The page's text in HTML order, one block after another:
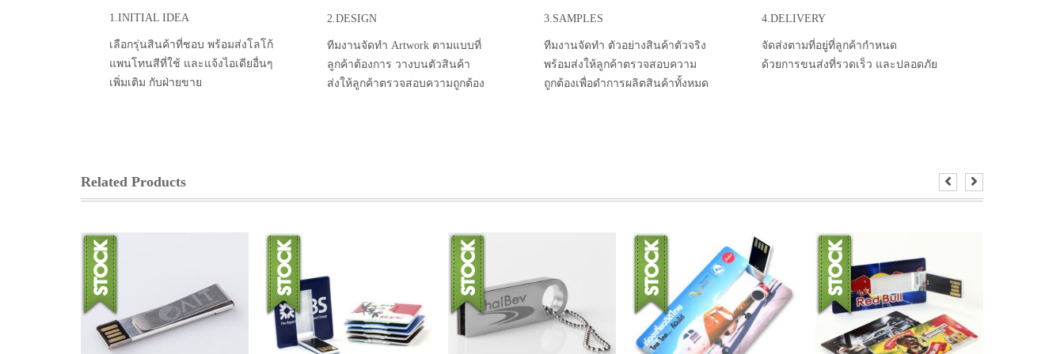
1.INITIAL IDEA
เลือกรุ่นสินค้าที่ชอบ พร้อมส่งโลโก้
แพนโทนสีที่ใช้ และแจ้งไอเดียอื่นๆ
เพิ่มเติม กับฝ่ายขาย
2.DESIGN
ทีมงานจัดทำ Artwork ตามแบบที่
ลูกค้าต้องการ วางบนตัวสินค้า
ส่งให้ลูกค้าตรวจสอบความถูกต้อง
3.SAMPLES
ทีมงานจัดทำ ตัวอย่างสินค้าตัวจริง
พร้อมส่งให้ลูกค้าตรวจสอบความ
ถูกต้องเพื่อดำการผลิตสินค้าทั้งหมด
4.DELIVERY
จัดส่งตามที่อยู่ที่ลูกค้ากำหนด
ด้วยการขนส่งที่รวดเร็ว และปลอดภัย
Related Products